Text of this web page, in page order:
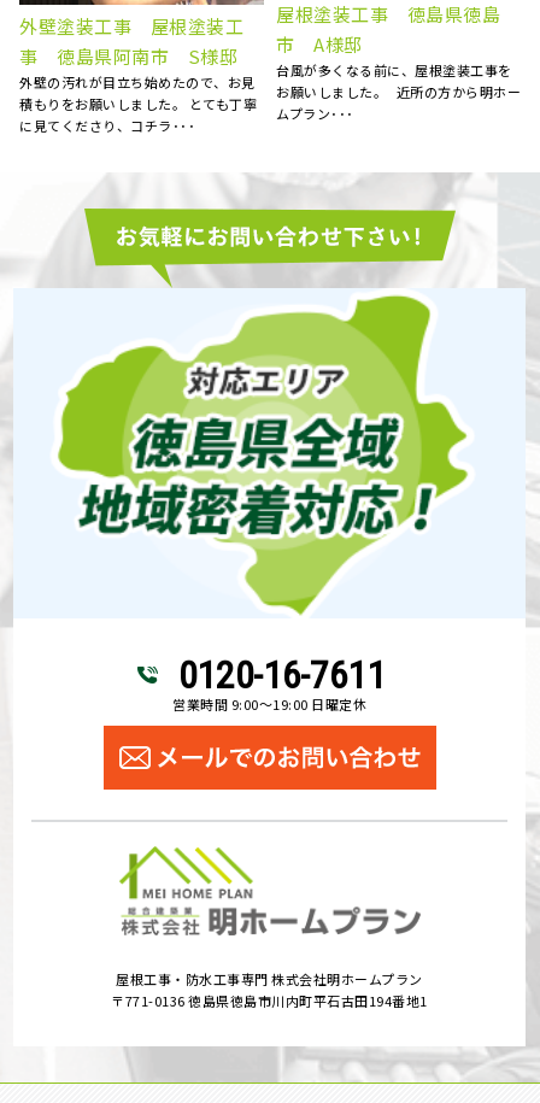
外壁塗装工事 徳島県吉野川
市 S様邸
以前から、外壁の劣化が気になってお
り、塗り替えを考えてました。 たくさ
んの業者がある中で、ど･･･
徳島県板野郡北島町 S様
邸 屋根補修補強工事
大変お世話になりました。 エアコン
等、またお願い致します。 大満足で
す！！ ･･･
0120-16-7611
営業時間 9:00～19:00 日曜定休
屋根工事・防水工事専門 株式会社明ホームプラン
〒771-0136 徳島県徳島市川内町平石古田194番地1